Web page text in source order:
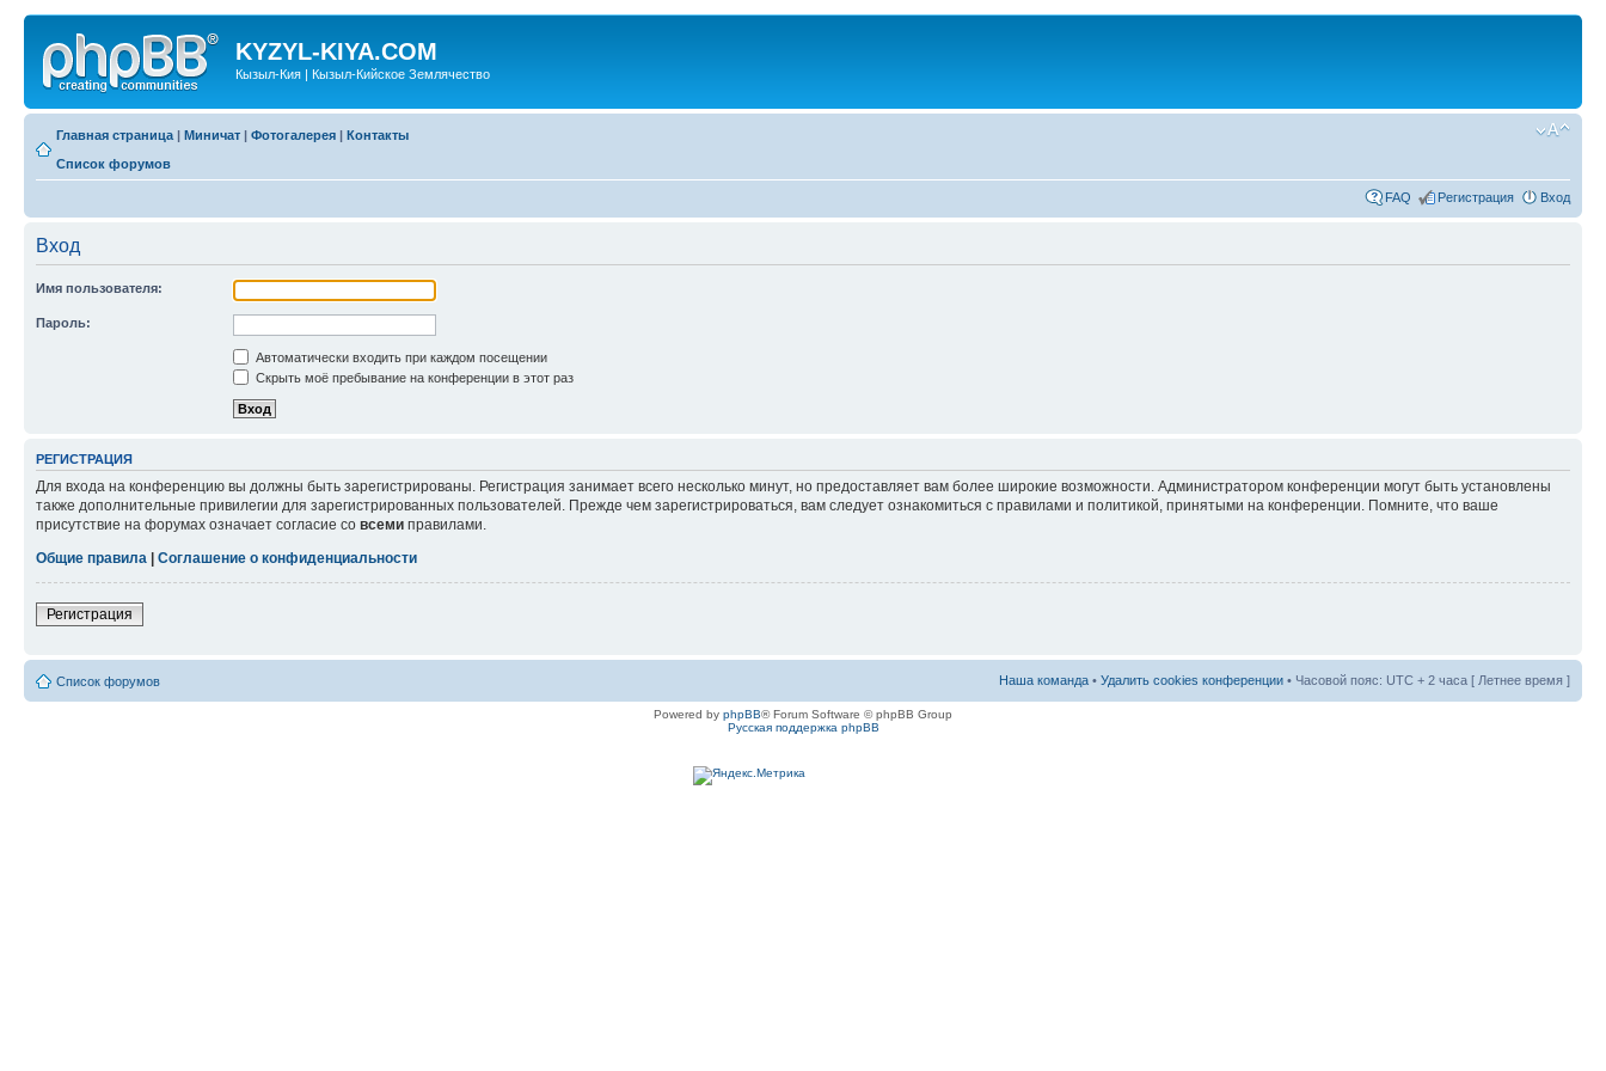
KYZYL-KIYA.COM
Кызыл-Кия | Кызыл-Кийское Землячество
Главная страница | Миничат | Фотогалерея | Контакты
Список форумов
FAQ Регистрация Вход
Вход
Имя пользователя:
Пароль:
Автоматически входить при каждом посещении
Скрыть моё пребывание на конференции в этот раз
РЕГИСТРАЦИЯ
Для входа на конференцию вы должны быть зарегистрированы. Регистрация занимает всего несколько минут, но предоставляет вам более широкие возможности. Администратором конференции могут быть установлены
также дополнительные привилегии для зарегистрированных пользователей. Прежде чем зарегистрироваться, вам следует ознакомиться с правилами и политикой, принятыми на конференции. Помните, что ваше
присутствие на форумах означает согласие со всеми правилами.
Общие правила
Соглашение о конфиденциальности
Регистрация
Список форумов Наша команда • Удалить cookies конференции • Часовой пояс: UTC + 2 часа [ Летнее время ]
Powered by phpBB® Forum Software © phpBB Group
Русская поддержка phpBB